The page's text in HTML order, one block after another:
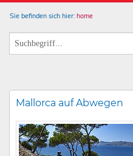
Sie befinden sich hier: home
Mallorca auf Abwegen